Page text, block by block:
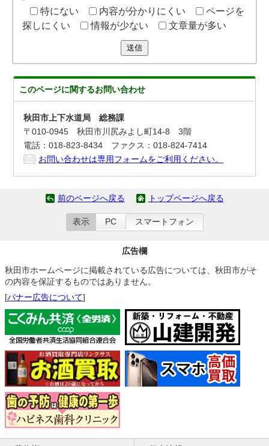
特にない
内容が分かりにくい
ページを
探しにくい
情報が少ない 文章量が多い
送信
このページに関するお問い合わせ
秋田市上下水道局 総務課
〒010-0945 秋田市川尻みよし町14-8 3階
電話：018-823-8434 ファクス：018-824-7414
お問い合わせは専用フォームをご利用ください。
前のページへ戻る トップページへ戻る
表示 PC スマートフォン
広告欄
秋田市ホームページに掲載されている広告については、秋田市がそ
の内容を保証するものではありません。
[バナー広告について]